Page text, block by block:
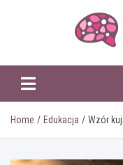
Home Edukacja Wzór